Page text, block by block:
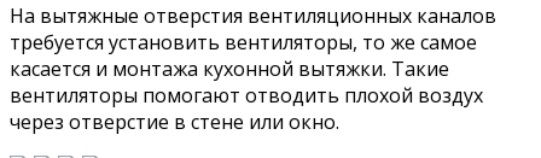
На вытяжные отверстия вентиляционных каналов
требуется установить вентиляторы, то же самое
касается и монтажа кухонной вытяжки. Такие
вентиляторы помогают отводить плохой воздух
через отверстие в стене или окно.